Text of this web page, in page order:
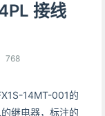
接线
768
14MT-001的
继电器，标注的